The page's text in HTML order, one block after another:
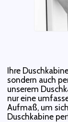
Ihre
sondern auch
unserem
nur eine
Aufmaß, um
Duschkabine